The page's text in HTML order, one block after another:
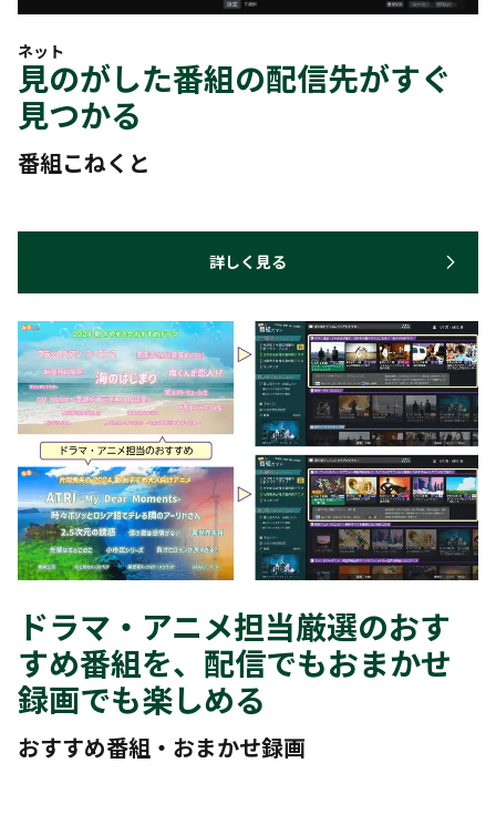
ネット
見のがした番組の配信先がすぐ
見つかる
番組こねくと
詳しく見る
ドラマ・アニメ担当厳選のおす
すめ番組を、配信でもおまかせ
録画でも楽しめる
おすすめ番組・おまかせ録画